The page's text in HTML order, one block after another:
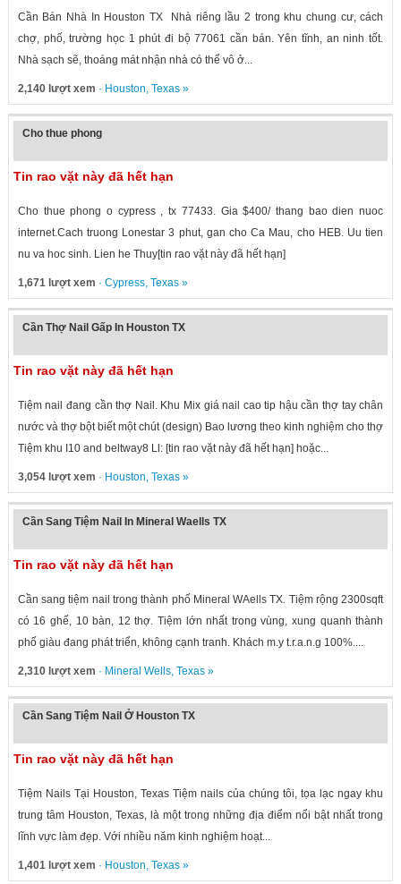
Cần Bán Nhà In Houston TX Nhà riêng lầu 2 trong khu chung cư, cách
chợ, phố, trường học 1 phút đi bộ 77061 cần bán. Yên tĩnh, an ninh tốt.
Nhà sạch sẽ, thoáng mát nhận nhà có thể vô ở...
2,140 lượt xem · Houston, Texas»
Cho thue phong
Tin rao vặt này đã hết hạn
Cho thue phong o cypress , tx 77433. Gia $400/ thang bao dien nuoc
internet.Cach truong Lonestar 3 phut, gan cho Ca Mau, cho HEB. Uu tien
nu va hoc sinh. Lien he Thuy[tin rao vặt này đã hết hạn]
1,671 lượt xem · Cypress, Texas»
Cần Thợ Nail Gấp In Houston TX
Tin rao vặt này đã hết hạn
Tiệm nail đang cần thợ Nail. Khu Mix giá nail cao tip hậu cần thợ tay chân
nước và thợ bột biết một chút (design) Bao lương theo kinh nghiệm cho thợ
Tiệm khu I10 and beltway8 Ll: [tin rao vặt này đã hết hạn] hoặc...
3,054 lượt xem · Houston, Texas»
Cần Sang Tiệm Nail In Mineral Waells TX
Tin rao vặt này đã hết hạn
Cần sang tiệm nail trong thành phố Mineral WAells TX. Tiệm rộng 2300sqft
có 16 ghế, 10 bàn, 12 thợ. Tiệm lớn nhất trong vùng, xung quanh thành
phố giàu đang phát triển, không cạnh tranh. Khách m.y t.r.a.n.g 100%....
2,310 lượt xem · Mineral Wells, Texas»
Cần Sang Tiệm Nail Ở Houston TX
Tin rao vặt này đã hết hạn
Tiệm Nails Tại Houston, Texas Tiệm nails của chúng tôi, tọa lạc ngay khu
trung tâm Houston, Texas, là một trong những địa điểm nổi bật nhất trong
lĩnh vực làm đẹp. Với nhiều năm kinh nghiệm hoạt...
1,401 lượt xem · Houston, Texas»